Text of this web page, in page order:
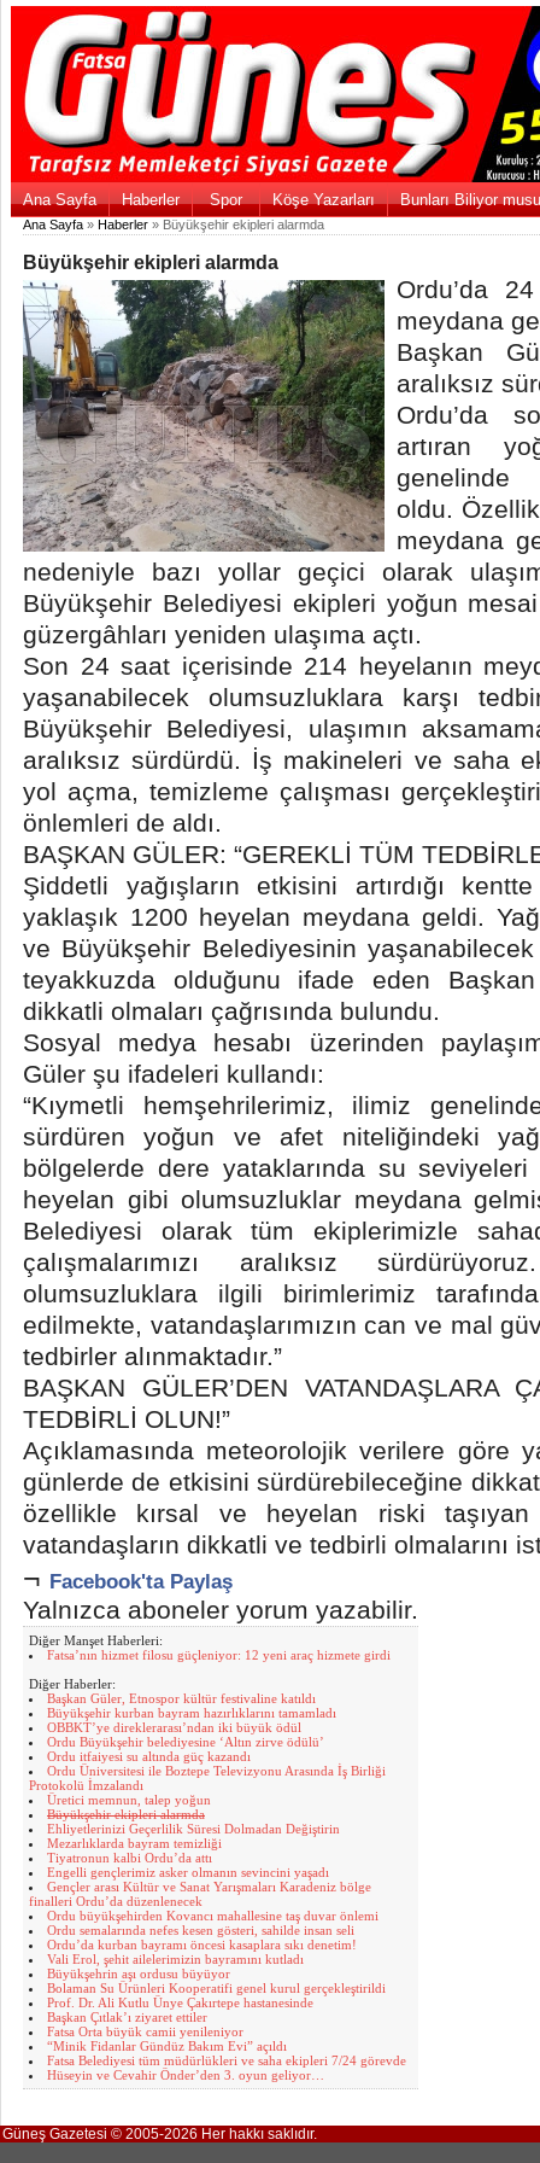
Ana Sayfa Haberler Spor Köşe Yazarları Bunları Biliyor
Ana Sayfa » Haberler » Büyükşehir ekipleri alarmda
Büyükşehir ekipleri alarmda
Ordu’da
meydana
Başkan
aralıksız
Ordu’da
artıran
genelinde
oldu.
meydana
nedeniyle bazı yollar geçici olarak
Büyükşehir Belediyesi ekipleri yoğun
güzergâhları yeniden ulaşıma açtı.
Son 24 saat içerisinde 214 heyelanın
yaşanabilecek olumsuzluklara karşı
Büyükşehir Belediyesi, ulaşımın
aralıksız sürdürdü. İş makineleri ve saha
yol açma, temizleme çalışması
önlemleri de aldı.
BAŞKAN GÜLER: “GEREKLİ TÜM
Şiddetli yağışların etkisini artırdığı
yaklaşık 1200 heyelan meydana geldi.
ve Büyükşehir Belediyesinin
teyakkuzda olduğunu ifade eden
dikkatli olmaları çağrısında bulundu.
Sosyal medya hesabı üzerinden
Güler şu ifadeleri kullandı:
“Kıymetli hemşehrilerimiz, ilimiz
sürdüren yoğun ve afet niteliğindeki
bölgelerde dere yataklarında su
heyelan gibi olumsuzluklar meydana
Belediyesi olarak tüm ekiplerimizle
çalışmalarımızı aralıksız
olumsuzluklara ilgili birimlerimiz
edilmekte, vatandaşlarımızın can ve mal
tedbirler alınmaktadır.”
BAŞKAN GÜLER’DEN VATANDAŞLARA
TEDBİRLİ OLUN!”
Açıklamasında meteorolojik verilere göre
günlerde de etkisini sürdürebileceğine
özellikle kırsal ve heyelan riski taşıyan
vatandaşların dikkatli ve tedbirli olmalarını
¬ Facebook'ta Paylaş
Yalnızca aboneler yorum yazabilir.
Diğer Manşet Haberleri:
Fatsa’nın hizmet filosu güçleniyor: 12 yeni araç hizmete girdi
Diğer Haberler:
Başkan Güler, Etnospor kültür festivaline katıldı
Büyükşehir kurban bayram hazırlıklarını tamamladı
OBBKT’ye direklerarası’ndan iki büyük ödül
Ordu Büyükşehir belediyesine ‘Altın zirve ödülü’
Ordu itfaiyesi su altında güç kazandı
Ordu Üniversitesi ile Boztepe Televizyonu Arasında İş Birliği
Protokolü İmzalandı
Üretici memnun, talep yoğun
Büyükşehir ekipleri alarmda
Ehliyetlerinizi Geçerlilik Süresi Dolmadan Değiştirin
Mezarlıklarda bayram temizliği
Tiyatronun kalbi Ordu’da attı
Engelli gençlerimiz asker olmanın sevincini yaşadı
Gençler arası Kültür ve Sanat Yarışmaları Karadeniz bölge
finalleri Ordu’da düzenlenecek
Ordu büyükşehirden Kovancı mahallesine taş duvar önlemi
Ordu semalarında nefes kesen gösteri, sahilde insan seli
Ordu’da kurban bayramı öncesi kasaplara sıkı denetim!
Vali Erol, şehit ailelerimizin bayramını kutladı
Büyükşehrin aşı ordusu büyüyor
Bolaman Su Ürünleri Kooperatifi genel kurul gerçekleştirildi
Prof. Dr. Ali Kutlu Ünye Çakırtepe hastanesinde
Başkan Çıtlak’ı ziyaret ettiler
Fatsa Orta büyük camii yenileniyor
“Minik Fidanlar Gündüz Bakım Evi” açıldı
Fatsa Belediyesi tüm müdürlükleri ve saha ekipleri 7/24 görevde
Hüseyin ve Cevahir Önder’den 3. oyun geliyor…
Güneş Gazetesi © 2005-2026 Her hakkı saklıdır.